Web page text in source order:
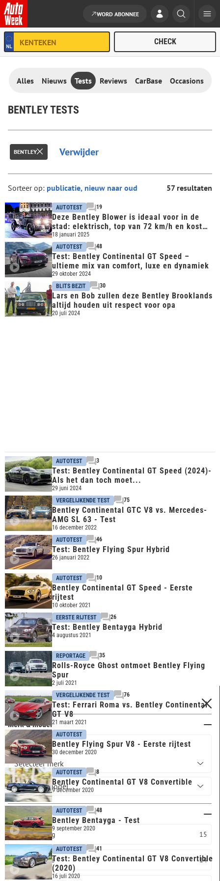
Ga naar de inhoud
WORD ABONNEE
Alles Nieuws Tests Reviews CarBase Occasions
FILTERS
Merk & model
BENTLEY
Carrosserie
Overig 15
Coupé 14
BENTLEY TESTS
BENTLEY Verwijder
Sorteer op: 57 resultaten
AUTOTEST 19
Deze Bentley Blower is ideaal voor in de
stad: elektrisch, top van 72 km/h en kost
een ton
18 januari 2025
AUTOTEST
48
Test: Bentley Continental GT Speed –
ultieme mix van comfort, luxe en dynamiek
29 oktober 2024
BLITS BEZIT
30
Lars en Bob zullen deze Bentley Brooklands
altijd houden uit respect voor opa
20 juli 2024
AUTOTEST 3
Test: Bentley Continental GT Speed (2024)-
Als het dan toch moet...
29 juni 2024
VERGELIJKENDE TEST
75
Bentley Continental GTC V8 vs. Mercedes-
AMG SL 63 - Test
16 december 2022
AUTOTEST
46
Test: Bentley Flying Spur Hybrid
26 januari 2022
AUTOTEST 10
Bentley Continental GT Speed - Eerste
rijtest
10 oktober 2021
EERSTE RIJTEST
26
Test: Bentley Bentayga Hybrid
4 augustus 2021
REPORTAGE 35
Rolls-Royce Ghost ontmoet Bentley Flying
Spur
2 juli 2021
VERGELIJKENDE TEST
76
Test: Ferrari Roma vs. Bentley Continental
GT V8
21 maart 2021
AUTOTEST
Bentley Flying Spur V8 - Eerste rijtest
30 december 2020
AUTOTEST 8
Bentley Continental GT V8 Convertible
9 december 2020
AUTOTEST 48
Bentley Bentayga - Test
9 september 2020
AUTOTEST 41
Test: Bentley Continental GT V8 Convertible
(2020)
16 juli 2020